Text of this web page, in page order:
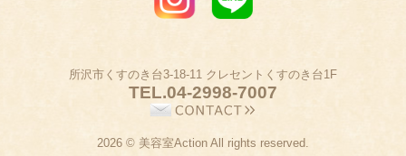
所沢市くすのき台3-18-11 クレセントくすのき台1F
TEL.04-2998-7007
2026 © 美容室Action All rights reserved.